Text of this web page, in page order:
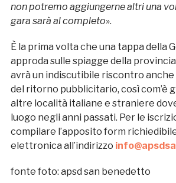
non potremo aggiungerne altri una
gara sarà al completo».
È la prima volta che una tappa della
approda sulle spiagge della
avrà un indiscutibile riscontro anche
del ritorno pubblicitario, così com’è
altre località italiane e straniere
luogo negli anni passati. Per le
compilare l’apposito form
elettronica all’indirizzo
fonte foto: apsd san benedetto